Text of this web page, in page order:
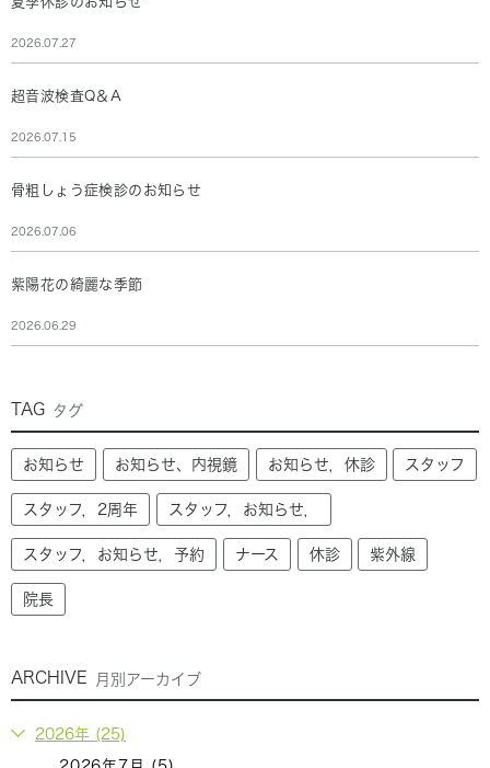
2026.07.27
超音波検査Q＆A
2026.07.15
骨粗しょう症検診のお知らせ
2026.07.06
紫陽花の綺麗な季節
2026.06.29
TAG タグ
お知らせ お知らせ、内視鏡 お知らせ，休診 スタッフ
スタッフ，2周年 スタッフ，お知らせ，
スタッフ，お知らせ，予約 ナース 休診 紫外線
院長
ARCHIVE 月別アーカイブ
2026年 (25)